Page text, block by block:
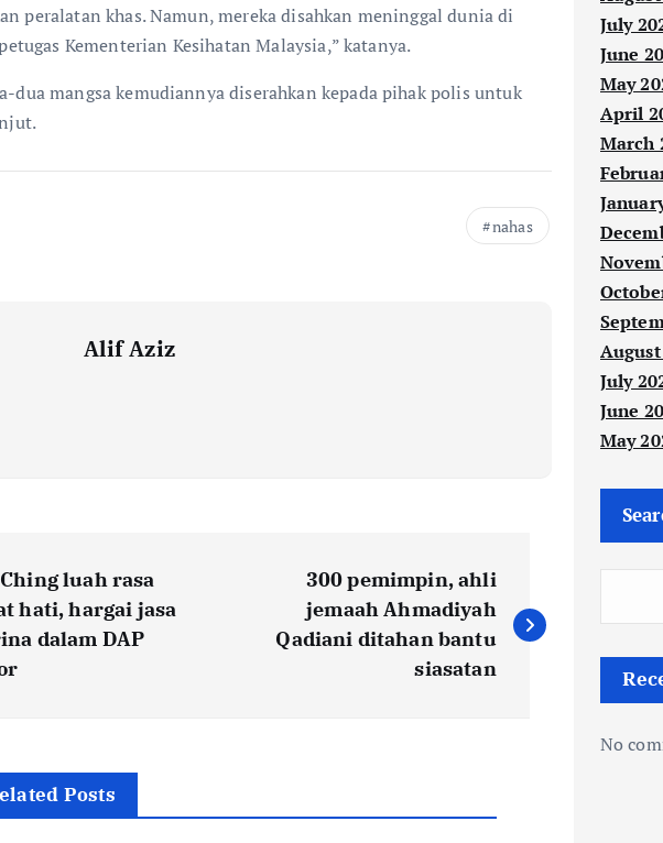
peralatan khas. Namun, mereka disahkan meninggal dunia di
Kementerian Kesihatan Malaysia,” katanya.
dua mangsa kemudiannya diserahkan kepada pihak polis untuk
nahas
Alif Aziz
luah rasa
hati, hargai jasa
dalam DAP
300 pemimpin, ahli
jemaah Ahmadiyah
Qadiani ditahan bantu
siasatan
Posts
July
June
May
April
March
July
June
May
No